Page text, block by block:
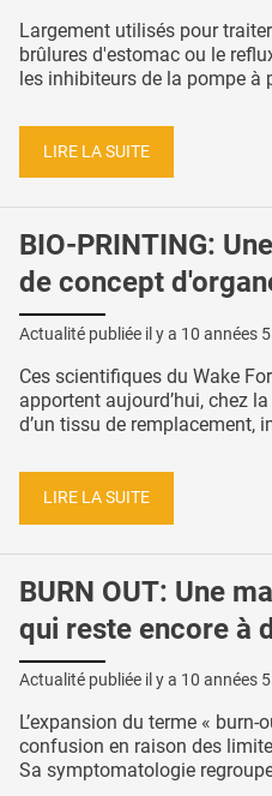
Largement utilisés pour
brûlures d'estomac ou le
les inhibiteurs de la pompe à
LIRE LA SUITE
BIO-PRINTING:
de concept
Actualité publiée il y a 10 années
Ces scientifiques du Wake
apportent aujourd’hui, chez
d’un tissu de remplacement,
LIRE LA SUITE
BURN OUT: Une
qui reste encore à
Actualité publiée il y a 10 années
L’expansion du terme « burn-
confusion en raison des
Sa symptomatologie